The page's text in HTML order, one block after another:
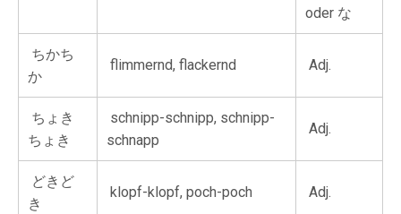
oder な
ちかち
か
flimmernd, flackernd Adj.
ちょき
ちょき
schnipp-schnipp, schnipp-
schnapp
Adj.
どきど
き
klopf-klopf, poch-poch Adj.